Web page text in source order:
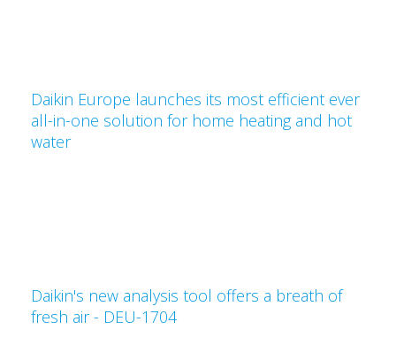
Daikin Europe launches its most efficient ever
all-in-one solution for home heating and hot
water
Daikin's new analysis tool offers a breath of
fresh air - DEU-1704